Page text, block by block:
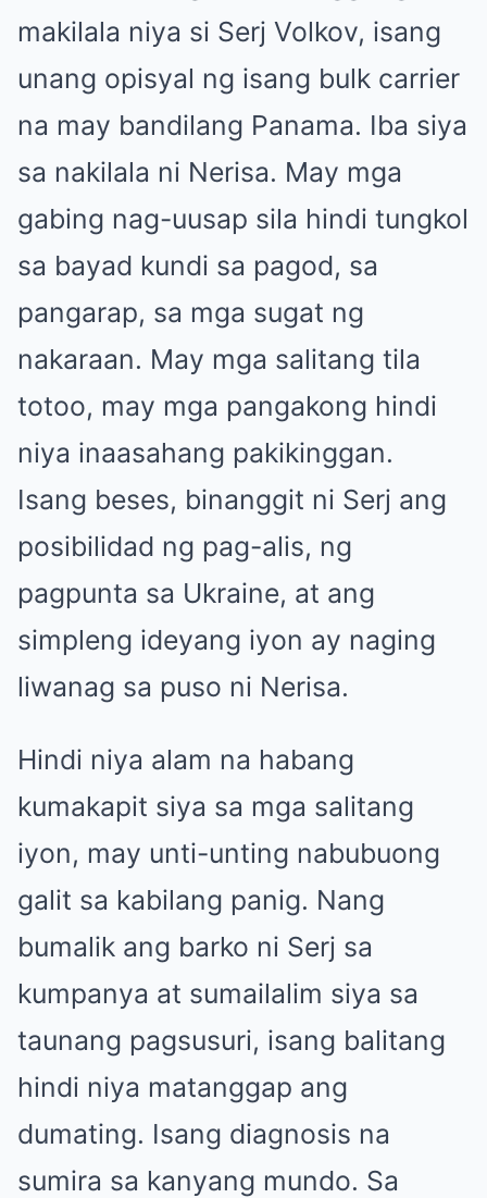
makilala niya si Serj Volkov, isang
unang opisyal ng isang bulk carrier
na may bandilang Panama. Iba siya
sa nakilala ni Nerisa. May mga
gabing nag-uusap sila hindi tungkol
sa bayad kundi sa pagod, sa
pangarap, sa mga sugat ng
nakaraan. May mga salitang tila
totoo, may mga pangakong hindi
niya inaasahang pakikinggan.
Isang beses, binanggit ni Serj ang
posibilidad ng pag-alis, ng
pagpunta sa Ukraine, at ang
simpleng ideyang iyon ay naging
liwanag sa puso ni Nerisa.
Hindi niya alam na habang
kumakapit siya sa mga salitang
iyon, may unti-unting nabubuong
galit sa kabilang panig. Nang
bumalik ang barko ni Serj sa
kumpanya at sumailalim siya sa
taunang pagsusuri, isang balitang
hindi niya matanggap ang
dumating. Isang diagnosis na
sumira sa kanyang mundo. Sa